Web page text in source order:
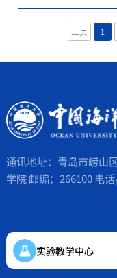
量技能决赛顺利
上页 1
通讯地址：青岛市崂山
学院 邮编：266100 电
实验教学中心